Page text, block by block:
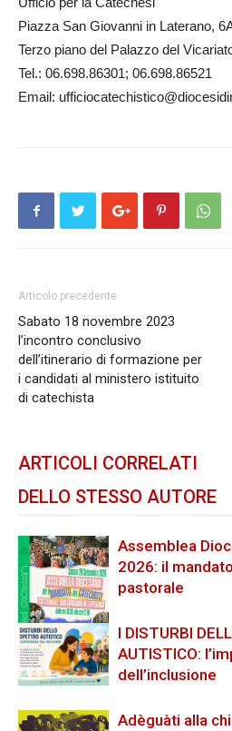
Piazza San Giovanni in Laterano,
Terzo piano del Palazzo del
Tel.: 06.698.86301; 06.698.86521
Email:
Articolo precedente
Sabato 18 novembre 2023
l’incontro conclusivo
dell’itinerario di formazione per
i candidati al ministero istituito
di catechista
ARTICOLI CORRELATI
DELLO STESSO AUTORE
Assemblea
2026: il
pastorale
I DISTURBI
AUTISTICO:
dell’inclusione
Adèguàti alla